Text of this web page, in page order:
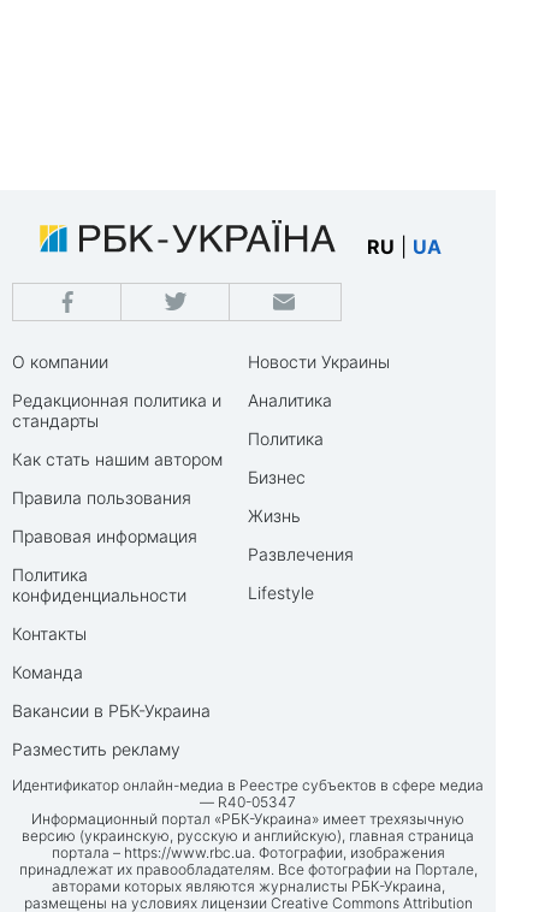
RU UA
О компании
Редакционная политика и
стандарты
Как стать нашим автором
Правила пользования
Правовая информация
Политика
конфиденциальности
Контакты
Команда
Вакансии в РБК-Украина
Разместить рекламу
Новости Украины
Аналитика
Политика
Бизнес
Жизнь
Развлечения
Lifestyle
Идентификатор онлайн-медиа в Реестре субъектов в сфере медиа
— R40-05347
Информационный портал «РБК-Украина» имеет трехязычную
версию (украинскую, русскую и английскую), главная страница
портала – https://www.rbc.ua. Фотографии, изображения
принадлежат их правообладателям. Все фотографии на Портале,
авторами которых являются журналисты РБК-Украина,
размещены на условиях лицензии Creative Commons Attribution